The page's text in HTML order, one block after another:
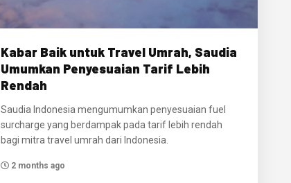
Kabar Baik untuk Travel Umrah, Saudia
Umumkan Penyesuaian Tarif Lebih
Rendah
Saudia Indonesia mengumumkan penyesuaian fuel
surcharge yang berdampak pada tarif lebih rendah
bagi mitra travel umrah dari Indonesia.
2 months ago